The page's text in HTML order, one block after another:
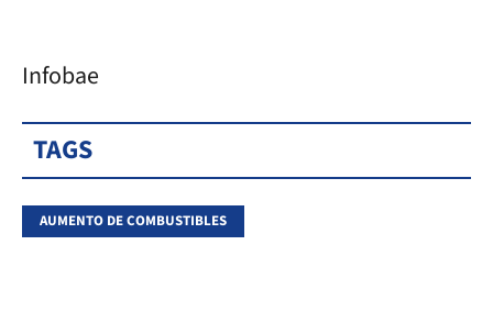
Infobae
TAGS
AUMENTO DE COMBUSTIBLES